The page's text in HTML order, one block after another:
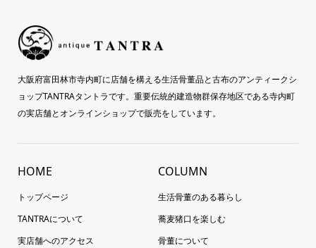
大阪府富田林市寺内町に店舗を構える生活骨董品と古布のアンティークシ
ョップTANTRAタントラです。重要伝統的建造物群保存地区である寺内町
の実店舗とオンラインショップで販売をしています。
HOME
トップページ
TANTRAについて
実店舗へのアクセス
COLUMN
生活骨董のある暮らし
蕎麦猪口を楽しむ
骨董について